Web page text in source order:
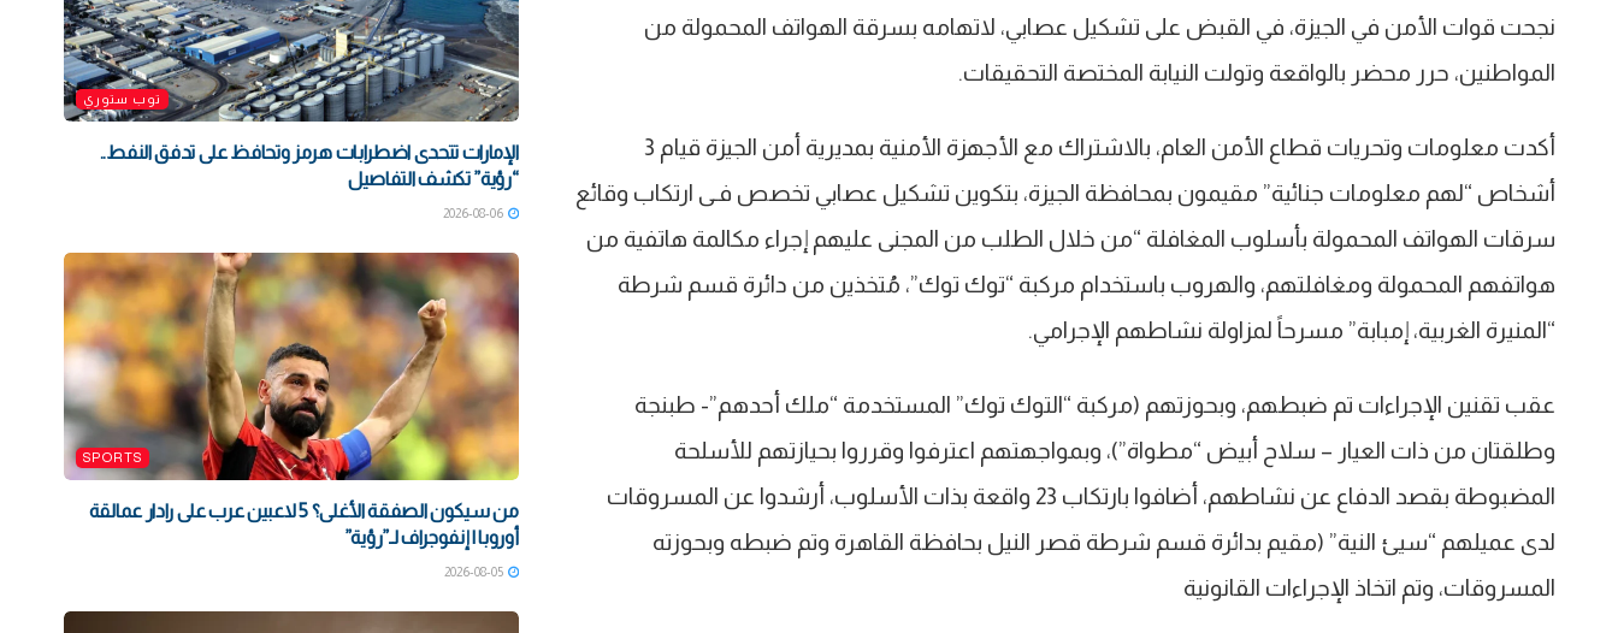
نجحت قوات الأمن في الجيزة، في القبض على تشكيل عصابي، لاتهامه بسرقة الهواتف المحمولة من
المواطنين، حرر محضر بالواقعة وتولت النيابة المختصة التحقيقات.
أكدت معلومات وتحريات قطاع الأمن العام، بالاشتراك مع الأجهزة الأمنية بمديرية أمن الجيزة قيام 3
أشخاص “لهم معلومات جنائية” مقيمون بمحافظة الجيزة، بتكوين تشكيل عصابي تخصص فـى ارتكاب وقائع
سرقات الهواتف المحمولة بأسلوب المغافلة “من خلال الطلب من المجنى عليهم إجراء مكالمة هاتفية من
هواتفهم المحمولة ومغافلتهم، والهروب باستخدام مركبة “توك توك”، مُتخذين من دائرة قسم شرطة
“المنيرة الغربية، إمبابة” مسرحاً لمزاولة نشاطهم الإجرامي.
عقب تقنين الإجراءات تم ضبطهم، وبحوزتهم (مركبة “التوك توك” المستخدمة “ملك أحدهم”- طبنجة
وطلقتان من ذات العيار – سلاح أبيض “مطواة”)، وبمواجهتهم اعترفوا وقرروا بحيازتهم للأسلحة
المضبوطة بقصد الدفاع عن نشاطهم، أضافوا بارتكاب 23 واقعة بذات الأسلوب، أرشدوا عن المسروقات
لدى عميلهم “سيئ النية” (مقيم بدائرة قسم شرطة قصر النيل بحافظة القاهرة وتم ضبطه وبحوزته
المسروقات، وتم اتخاذ الإجراءات القانونية
توب ستوري
الإمارات تتحدى اضطرابات هرمز وتحافظ على تدفق النفط..
“رؤية” تكشف التفاصيل
2026-08-06
SPORTS
من سيكون الصفقة الأغلى؟ 5 لاعبين عرب على رادار عمالقة
أوروبا | إنفوجراف لـ”رؤية”
2026-08-05